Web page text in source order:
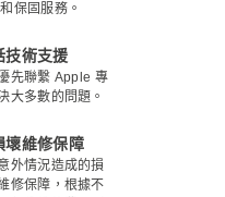
保固服務。
術支援
先聯繫 Apple 專
大多數的問題。
維修保障
外情況造成的損
修保障，根據不